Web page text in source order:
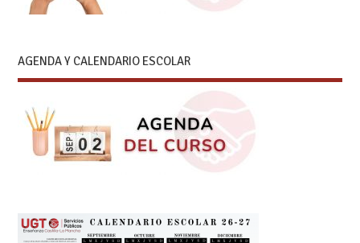
AGENDA Y CALENDARIO ESCOLAR